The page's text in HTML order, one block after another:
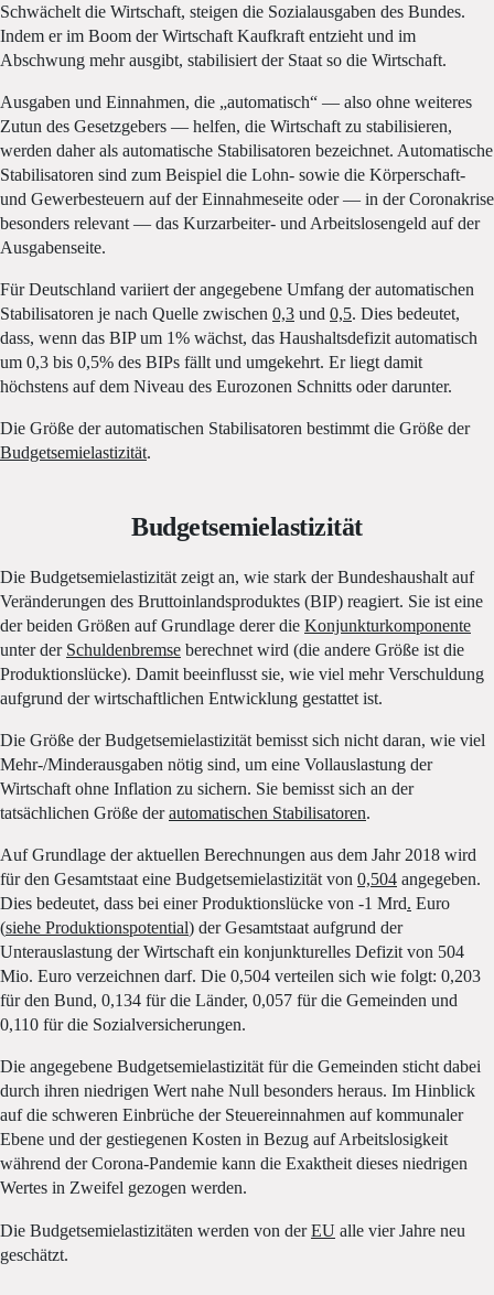
Schwächelt die Wirtschaft, steigen die Sozialausgaben des Bundes.
Indem er im Boom der Wirtschaft Kaufkraft entzieht und im
Abschwung mehr ausgibt, stabilisiert der Staat so die Wirtschaft.
Ausgaben und Einnahmen, die „automatisch“ — also ohne weiteres
Zutun des Gesetzgebers — helfen, die Wirtschaft zu stabilisieren,
werden daher als automatische Stabilisatoren bezeichnet. Automatische
Stabilisatoren sind zum Beispiel die Lohn- sowie die Körperschaft-
und Gewerbesteuern auf der Einnahmeseite oder — in der Coronakrise
besonders relevant — das Kurzarbeiter- und Arbeitslosengeld auf der
Ausgabenseite.
Für Deutschland variiert der angegebene Umfang der automatischen
Stabilisatoren je nach Quelle zwischen 0,3 und 0,5. Dies bedeutet,
dass, wenn das BIP um 1% wächst, das Haushaltsdefizit automatisch
um 0,3 bis 0,5% des BIPs fällt und umgekehrt. Er liegt damit
höchstens auf dem Niveau des Eurozonen Schnitts oder darunter.
Die Größe der automatischen Stabilisatoren bestimmt die Größe der
Budgetsemielastizität.
Budgetsemielastizität
Die Budgetsemielastizität zeigt an, wie stark der Bundeshaushalt auf
Veränderungen des Bruttoinlandsproduktes (BIP) reagiert. Sie ist eine
der beiden Größen auf Grundlage derer die Konjunkturkomponente
unter der Schuldenbremse berechnet wird (die andere Größe ist die
Produktionslücke). Damit beeinflusst sie, wie viel mehr Verschuldung
aufgrund der wirtschaftlichen Entwicklung gestattet ist.
Die Größe der Budgetsemielastizität bemisst sich nicht daran, wie viel
Mehr-/Minderausgaben nötig sind, um eine Vollauslastung der
Wirtschaft ohne Inflation zu sichern. Sie bemisst sich an der
tatsächlichen Größe derautomatischen Stabilisatoren.
Auf Grundlage der aktuellen Berechnungen aus dem Jahr 2018 wird
für den Gesamtstaat eine Budgetsemielastizität von 0,504 angegeben.
Dies bedeutet, dass bei einer Produktionslücke von -1 Mrd. Euro
(siehe Produktionspotential) der Gesamtstaat aufgrund der
Unterauslastung der Wirtschaft ein konjunkturelles Defizit von 504
Mio. Euro verzeichnen darf. Die 0,504 verteilen sich wie folgt: 0,203
für den Bund, 0,134 für die Länder, 0,057 für die Gemeinden und
0,110 für die Sozialversicherungen.
Die angegebene Budgetsemielastizität für die Gemeinden sticht dabei
durch ihren niedrigen Wert nahe Null besonders heraus. Im Hinblick
auf die schweren Einbrüche der Steuereinnahmen auf kommunaler
Ebene und der gestiegenen Kosten in Bezug auf Arbeitslosigkeit
während der Corona-Pandemie kann die Exaktheit dieses niedrigen
Wertes in Zweifel gezogen werden.
Die Budgetsemielastizitäten werden von derEU alle vier Jahre neu
geschätzt.